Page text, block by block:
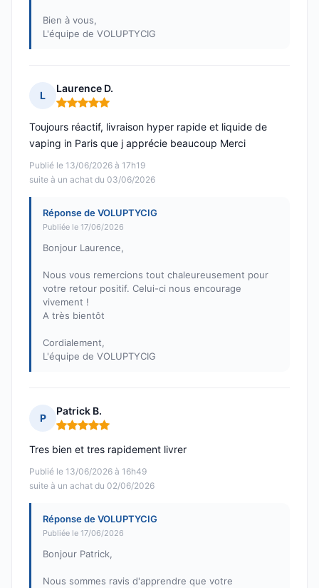
Bien à vous,
L'équipe de VOLUPTYCIG
L
Laurence D.
Note : 5 sur 5
Publié le 13/06/2026 à 17h19
suite à un achat du 03/06/2026
Toujours réactif, livraison hyper rapide et liquide de
vaping in Paris que j apprécie beaucoup Merci
Réponse de VOLUPTYCIG
Publiée le 17/06/2026
Bonjour Laurence,
Nous vous remercions tout chaleureusement pour
votre retour positif. Celui-ci nous encourage
vivement !
A très bientôt
Cordialement,
L'équipe de VOLUPTYCIG
P
Patrick B.
Note : 5 sur 5
Publié le 13/06/2026 à 16h49
suite à un achat du 02/06/2026
Tres bien et tres rapidement livrer
Réponse de VOLUPTYCIG
Publiée le 17/06/2026
Bonjour Patrick,
Nous sommes ravis d'apprendre que votre